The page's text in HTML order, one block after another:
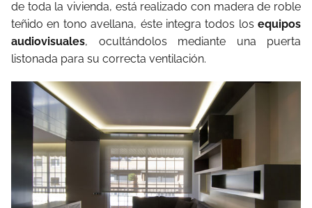
de toda la vivienda, está realizado con madera de roble
teñido en tono avellana, éste integra todos los equipos
audiovisuales, ocultándolos mediante una puerta
listonada para su correcta ventilación.